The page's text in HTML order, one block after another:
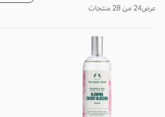
عرض24 من 28 منتجات